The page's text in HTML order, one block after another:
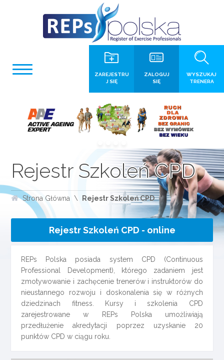
WYSZUKAJ
TRENERA
ZALOGUJ
SIĘ
ZAREJESTRU
J SIĘ
Rejestr Szkoleń CPD
Strona Główna Rejestr Szkoleń CPD
Rejestr Szkoleń CPD - online
REPs Polska posiada system CPD (Continuous
Professional Development), którego zadaniem jest
zmotywowanie i zachęcenie trenerów i instruktorów do
nieustannego rozwoju i doskonalenia się w różnych
dziedzinach fitness. Kursy i szkolenia CPD
zarejestrowane w REPs Polska umożliwiają
przedłużenie akredytacji poprzez uzyskanie 20
punktów CPD w ciągu roku.